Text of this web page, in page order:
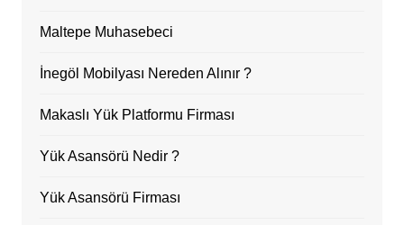
Maltepe Muhasebeci
İnegöl Mobilyası Nereden Alınır ?
Makaslı Yük Platformu Firması
Yük Asansörü Nedir ?
Yük Asansörü Firması